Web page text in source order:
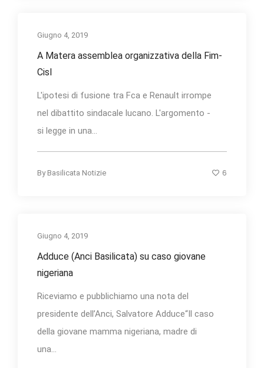
Giugno 4, 2019
A Matera assemblea organizzativa della Fim-
Cisl
L'ipotesi di fusione tra Fca e Renault irrompe
nel dibattito sindacale lucano. L'argomento -
si legge in una...
By Basilicata Notizie 6
Giugno 4, 2019
Adduce (Anci Basilicata) su caso giovane
nigeriana
Riceviamo e pubblichiamo una nota del
presidente dell’Anci, Salvatore Adduce“Il caso
della giovane mamma nigeriana, madre di
una...